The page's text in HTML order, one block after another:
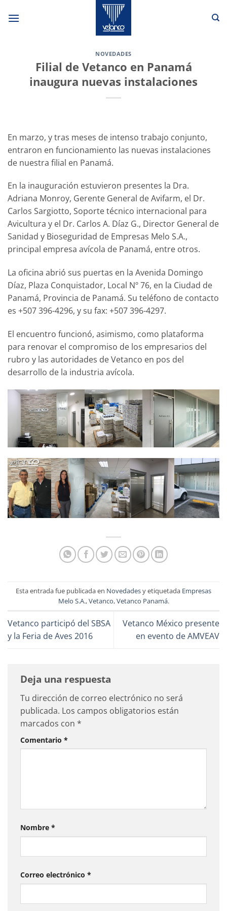
NOVEDADES
Filial de Vetanco en Panamá
inaugura nuevas instalaciones
En marzo, y tras meses de intenso trabajo conjunto,
entraron en funcionamiento las nuevas instalaciones
de nuestra filial en Panamá.
En la inauguración estuvieron presentes la Dra.
Adriana Monroy, Gerente General de Avifarm, el Dr.
Carlos Sargiotto, Soporte técnico internacional para
Avicultura y el Dr. Carlos A. Díaz G., Director General de
Sanidad y Bioseguridad de Empresas Melo S.A.,
principal empresa avícola de Panamá, entre otros.
La oficina abrió sus puertas en la Avenida Domingo
Díaz, Plaza Conquistador, Local Nº 76, en la Ciudad de
Panamá, Provincia de Panamá. Su teléfono de contacto
es +507 396-4296, y su fax: +507 396-4297.
El encuentro funcionó, asimismo, como plataforma
para renovar el compromiso de los empresarios del
rubro y las autoridades de Vetanco en pos del
desarrollo de la industria avícola.
Esta entrada fue publicada en Novedadesy etiquetada Empresas
Melo S.A.,Vetanco,Vetanco Panamá.
Vetanco participó del SBSA
y la Feria de Aves 2016
Vetanco México presente
en evento de AMVEAV
Deja una respuesta
Tu dirección de correo electrónico no será
publicada. Los campos obligatorios están
marcados con *
Comentario *
Nombre *
Correo electrónico *